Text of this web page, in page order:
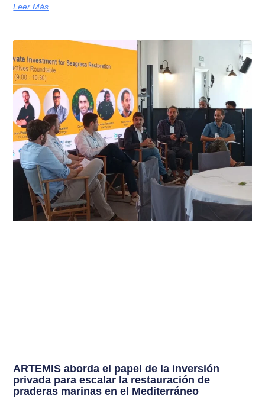
Leer Más
ARTEMIS aborda el papel de la inversión
privada para escalar la restauración de
praderas marinas en el Mediterráneo